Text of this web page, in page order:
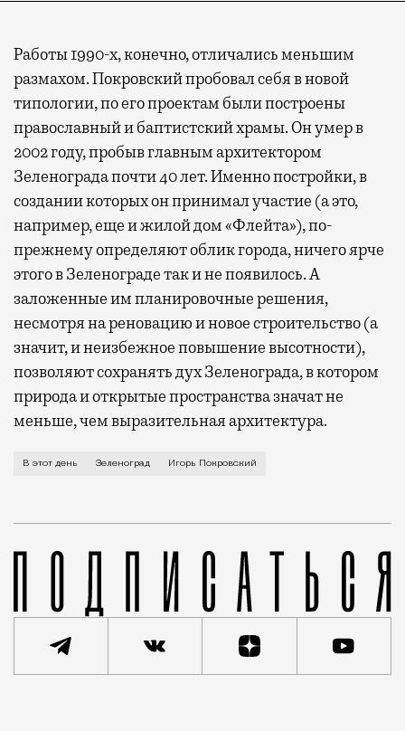
Работы 1990-х, конечно, отличались меньшим
размахом. Покровский пробовал себя в новой
типологии, по его проектам были построены
православный и баптистский храмы. Он умер в
2002 году, пробыв главным архитектором
Зеленограда почти 40 лет. Именно постройки, в
создании которых он принимал участие (а это,
например, еще и жилой дом «Флейта»), по-
прежнему определяют облик города, ничего ярче
этого в Зеленограде так и не появилось. А
заложенные им планировочные решения,
несмотря на реновацию и новое строительство (а
значит, и неизбежное повышение высотности),
позволяют сохранять дух Зеленограда, в котором
природа и открытые пространства значат не
меньше, чем выразительная архитектура.
«Зеленоград — город Игоря Покровского» — так
В этот день Зеленоград Игорь Покровский